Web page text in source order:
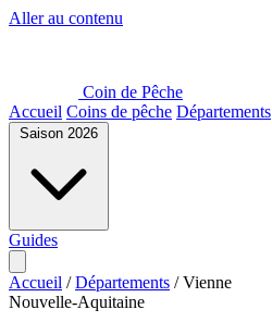
Aller au contenu
Coin de Pêche
Accueil Coins de pêche Départements
Saison 2026
Guides
Accueil / Départements / Vienne
Nouvelle-Aquitaine